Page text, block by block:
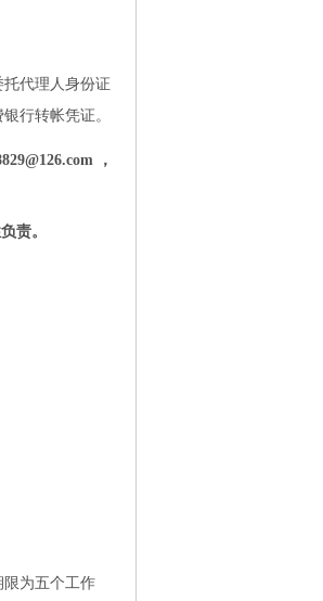
代理人身份证
行转帐凭证。
，
责。
为五个工作